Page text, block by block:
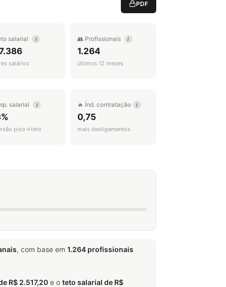
PDF
salarial i
salários
👥 Profissionais i
1.264
últimos 12 meses
salarial i
piso→teto
🔥 Índ. contratação i
0,75
mais desligamentos
, com base em 1.264 profissionais
R$ 2.517,20 e o teto salarial de R$